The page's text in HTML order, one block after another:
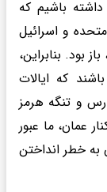
باشیم که
ایالات متحده و اسرائیل
بود. بنابراین،
که ایالات
و تنگه هرمز
عمان، ما عبور
به خطر انداختن